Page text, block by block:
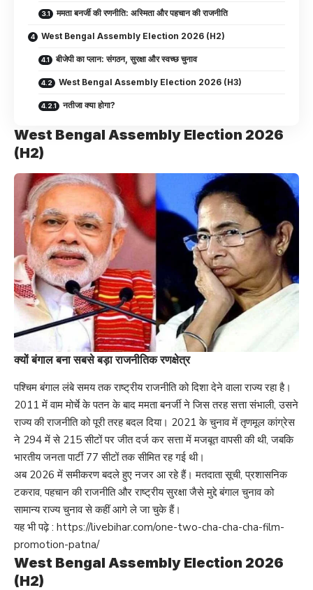
ममता बनर्जी की रणनीति: अस्मिता और पहचान की राजनीति
West Bengal Assembly Election 2026 (H2)
बीजेपी का प्लान: संगठन, सुरक्षा और स्वच्छ चुनाव
West Bengal Assembly Election 2026 (H3)
नतीजा क्या होगा?
West Bengal Assembly Election 2026
(H2)
क्यों बंगाल बना सबसे बड़ा राजनीतिक रणक्षेत्र
पश्चिम बंगाल लंबे समय तक राष्ट्रीय राजनीति को दिशा देने वाला राज्य रहा है।
2011 में वाम मोर्चे के पतन के बाद ममता बनर्जी ने जिस तरह सत्ता संभाली, उसने
राज्य की राजनीति को पूरी तरह बदल दिया। 2021 के चुनाव में तृणमूल कांग्रेस
ने 294 में से 215 सीटों पर जीत दर्ज कर सत्ता में मजबूत वापसी की थी, जबकि
भारतीय जनता पार्टी 77 सीटों तक सीमित रह गई थी।
अब 2026 में समीकरण बदले हुए नजर आ रहे हैं। मतदाता सूची, प्रशासनिक
टकराव, पहचान की राजनीति और राष्ट्रीय सुरक्षा जैसे मुद्दे बंगाल चुनाव को
सामान्य राज्य चुनाव से कहीं आगे ले जा चुके हैं।
यह भी पढ़े : https://livebihar.com/one-two-cha-cha-cha-film-
promotion-patna/
West Bengal Assembly Election 2026
(H2)